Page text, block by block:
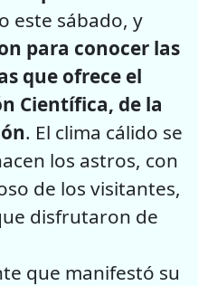
este sábado, y
para conocer las
que ofrece el
Científica, de la
. El clima cálido se
los astros, con
de los visitantes,
disfrutaron de
que manifestó su